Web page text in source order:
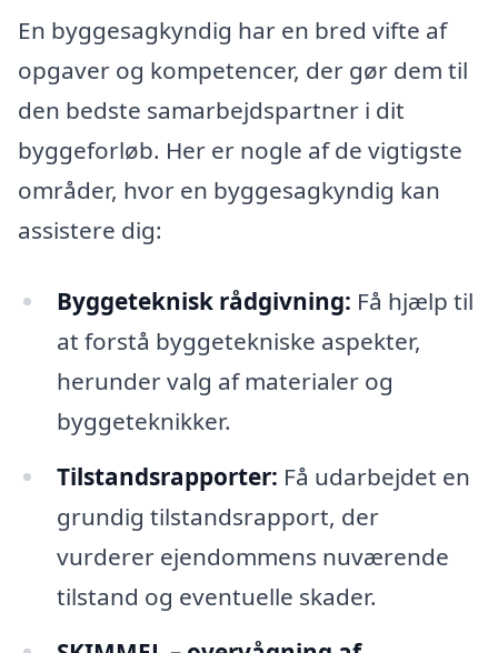
En byggesagkyndig har en bred vifte af
opgaver og kompetencer, der gør dem til
den bedste samarbejdspartner i dit
byggeforløb. Her er nogle af de vigtigste
områder, hvor en byggesagkyndig kan
assistere dig:
Byggeteknisk rådgivning: Få hjælp til
at forstå byggetekniske aspekter,
herunder valg af materialer og
byggeteknikker.
Tilstandsrapporter: Få udarbejdet en
grundig tilstandsrapport, der
vurderer ejendommens nuværende
tilstand og eventuelle skader.